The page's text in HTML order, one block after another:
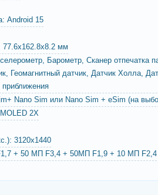
Android 15
мм
Барометр, Сканер отпечатка
Геомагнитный датчик, Датчик Холла,
Nano Sim или Nano Sim + eSim (на
2X
3120x1440
+ 50 МП F3,4 + 50МП F1,9 + 10 МП F2,4
форматы: MP4, M4V, 3GP, 3G2, AVI,